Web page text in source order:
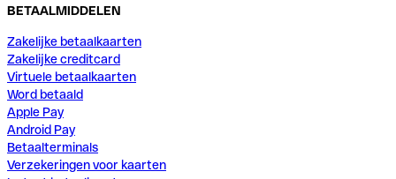
BETAALMIDDELEN
Zakelijke betaalkaarten
Zakelijke creditcard
Virtuele betaalkaarten
Word betaald
Apple Pay
Android Pay
Betaalterminals
Verzekeringen voor kaarten